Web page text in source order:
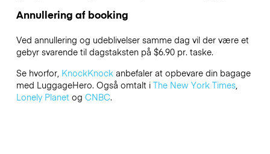
Annullering af booking
Ved annullering og udeblivelser samme dag vil der være et
gebyr svarende til dagstaksten på $6.90 pr. taske.
Se hvorfor, KnockKnockanbefaler at opbevare din bagage
med LuggageHero. Også omtalt i The New York Times,
Lonely Planetog CNBC.